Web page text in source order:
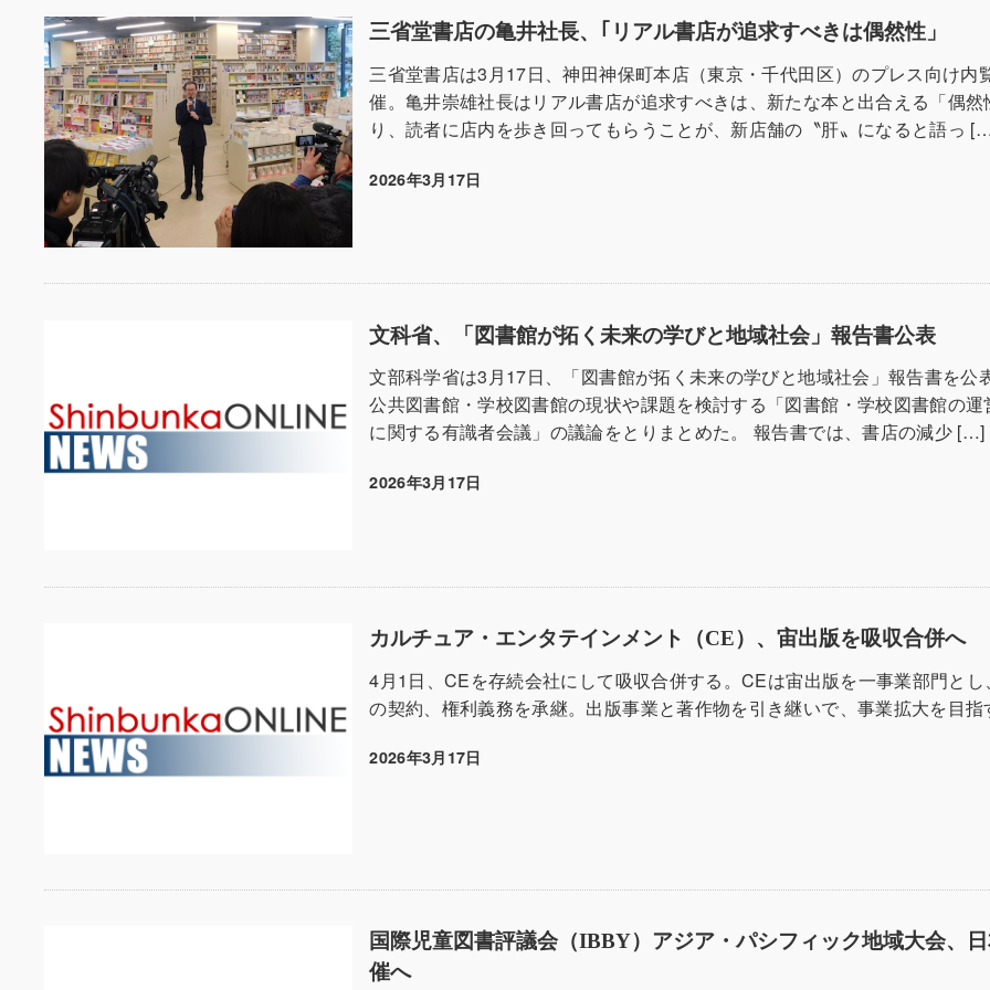
三省堂書店の亀井社長、｢リアル書店が追求すべきは偶然性」
三省堂書店は3月17日、神田神保町本店（東京・千代田区）のプレス向け内
催。亀井崇雄社長はリアル書店が追求すべきは、新たな本と出合える「偶然
り、読者に店内を歩き回ってもらうことが、新店舗の〝肝〟になると語っ
投稿日
2026年3月17日
文科省、「図書館が拓く未来の学びと地域社会」報告書公表
文部科学省は3月17日、「図書館が拓く未来の学びと地域社会」報告書を公
公共図書館・学校図書館の現状や課題を検討する「図書館・学校図書館の運
に関する有識者会議」の議論をとりまとめた。 報告書では、書店の減少 […]
投稿日
2026年3月17日
カルチュア・エンタテインメント（CE）、宙出版を吸収合併へ
4月1日、CEを存続会社にして吸収合併する。CEは宙出版を一事業部門と
の契約、権利義務を承継。出版事業と著作物を引き継いで、事業拡大を目
投稿日
2026年3月17日
国際児童図書評議会（IBBY）アジア・パシフィック地域大会、
催へ